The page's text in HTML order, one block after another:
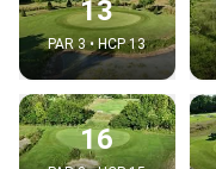
13
PAR 3 • HCP 13
16